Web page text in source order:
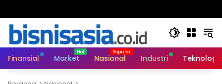
Finansial Market Nasional Industri Teknologi